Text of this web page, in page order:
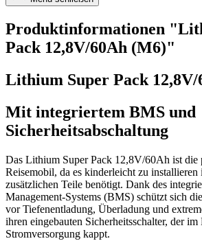
Produktinformationen
Pack 12,8V/60Ah (M6)"
Lithium Super Pack
Mit integriertem BMS und
Sicherheitsabschaltung
Das Lithium Super Pack 12,8V/60Ah ist die
Reisemobil, da es kinderleicht zu installieren
zusätzlichen Teile benötigt. Dank des
Management-Systems (BMS) schützt sich
vor Tiefenentladung, Überladung und
ihren eingebauten Sicherheitsschalter, der
Stromversorgung kappt.